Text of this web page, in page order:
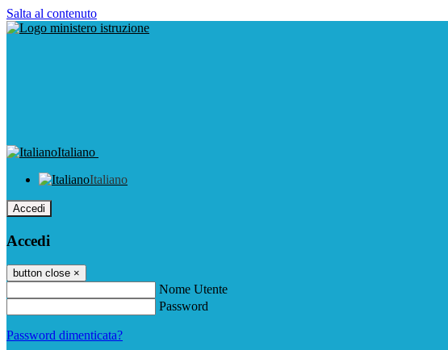
Salta al contenuto
Italiano
Italiano
Accedi
Accedi
button close ×
Nome Utente
Password
Password dimenticata?